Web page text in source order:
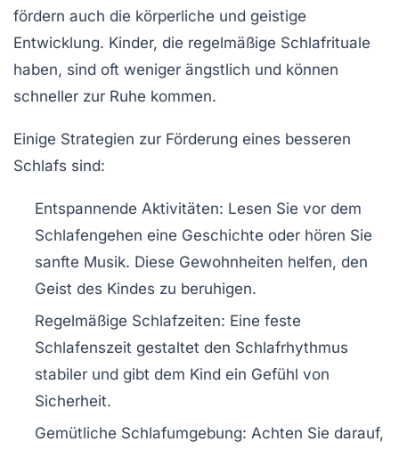
fördern auch die körperliche und geistige
Entwicklung. Kinder, die regelmäßige Schlafrituale
haben, sind oft weniger ängstlich und können
schneller zur Ruhe kommen.
Einige Strategien zur Förderung eines besseren
Schlafs sind:
Entspannende Aktivitäten: Lesen Sie vor dem
Schlafengehen eine Geschichte oder hören Sie
sanfte Musik. Diese Gewohnheiten helfen, den
Geist des Kindes zu beruhigen.
Regelmäßige Schlafzeiten: Eine feste
Schlafenszeit gestaltet den Schlafrhythmus
stabiler und gibt dem Kind ein Gefühl von
Sicherheit.
Gemütliche Schlafumgebung: Achten Sie darauf,